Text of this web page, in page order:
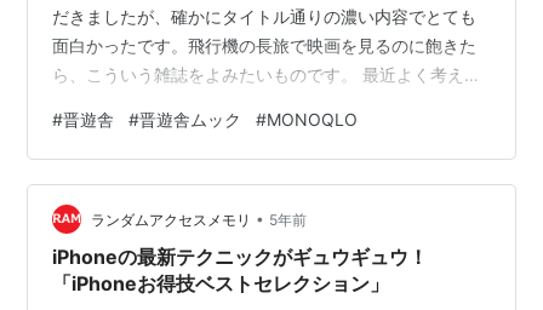
だきましたが、確かにタイトル通りの濃い内容でとても
面白かったです。飛行機の長旅で映画を見るのに飽きた
ら、こういう雑誌をよみたいものです。 最近よく考える
て読んで欲しい僕の文房具ブログ 最近よく考える暮らし
のスタイル 「良いものに囲まれて暮らしたい、好きなも
のに囲まれて暮らしたい」これは、人類が望む理想的な
暮らし方の第一歩じゃないのかと思っています。本能に
ように根底を流れる収集癖に逆らっていくように思えま
すが、その収集の次にあるステージがこの良…
#晋遊舎 #晋遊舎ムック #MONOQLO
ランダムアクセスメモリ • 5年前
iPhoneの最新テクニックがギュウギュウ！
「iPhoneお得技ベストセレクション」